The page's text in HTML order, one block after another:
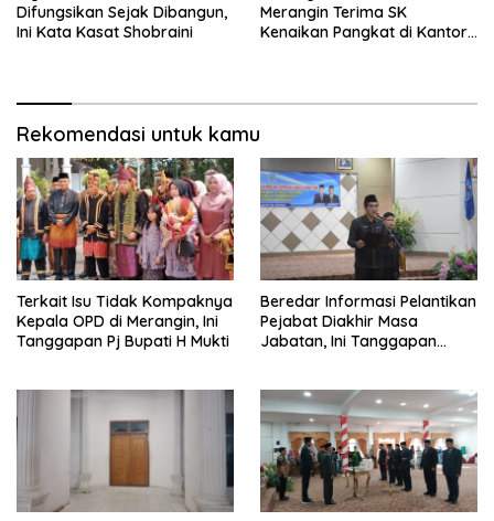
Difungsikan Sejak Dibangun,
Ini Kata Kasat Shobraini
Merangin Terima SK
Kenaikan Pangkat di Kantor
Rekomendasi untuk kamu
Terkait Isu Tidak Kompaknya
Kepala OPD di Merangin, Ini
Tanggapan Pj Bupati H Mukti
Beredar Informasi Pelantikan
Pejabat Diakhir Masa
Jabatan, Ini Tanggapan